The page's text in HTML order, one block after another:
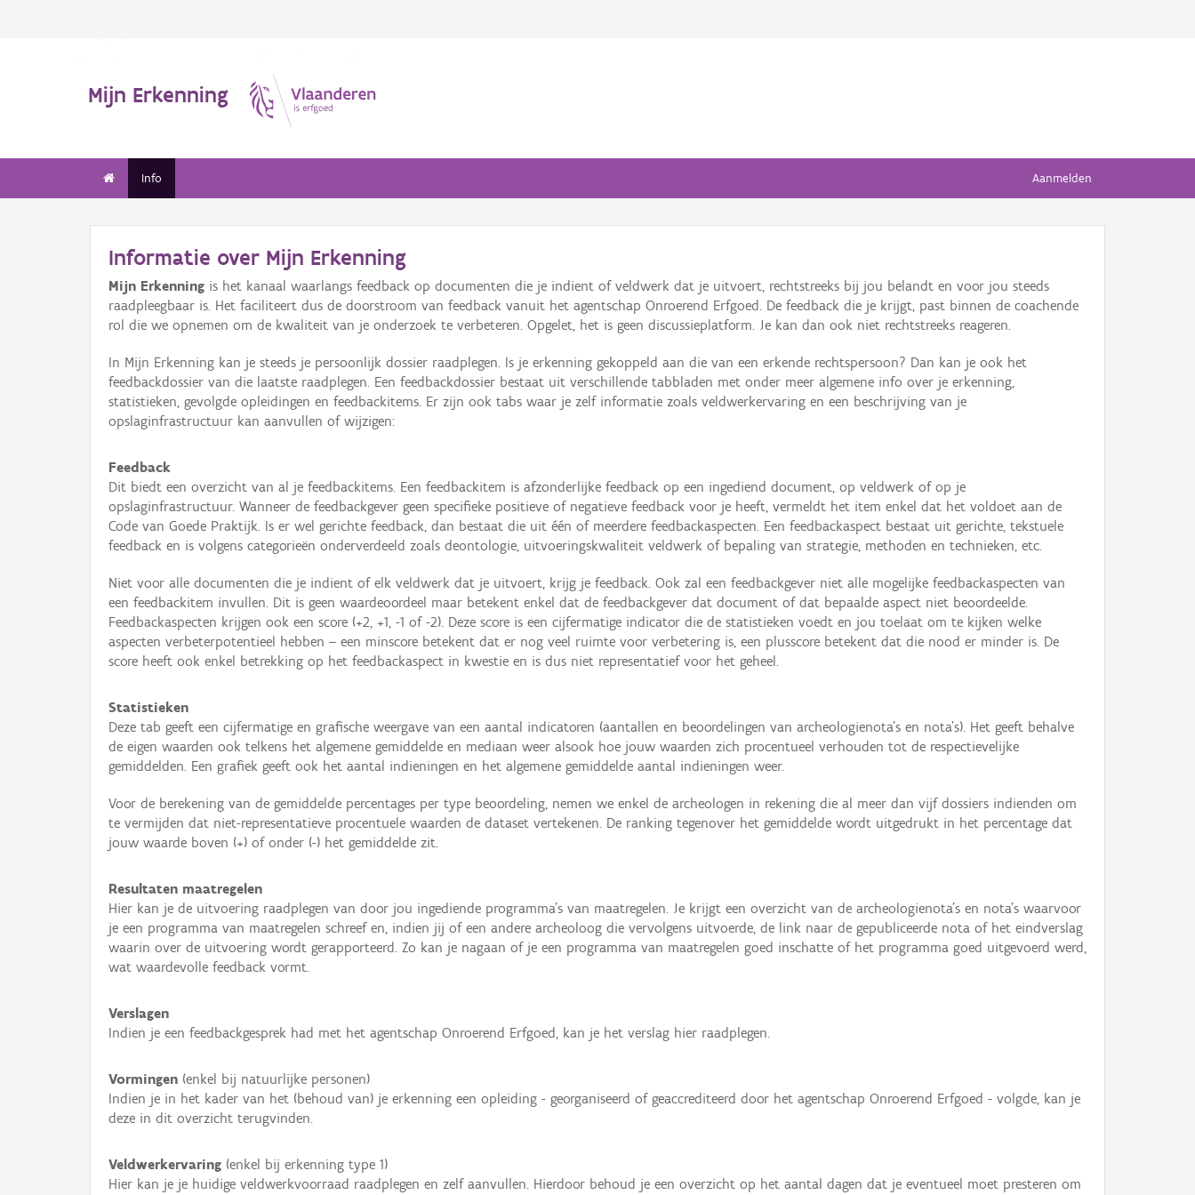
Mijn Erkenning
Info Aanmelden
Informatie over Mijn Erkenning
Mijn Erkenning is het kanaal waarlangs feedback op documenten die je indient of veldwerk dat je uitvoert, rechtstreeks bij jou belandt en voor jou steeds
raadpleegbaar is. Het faciliteert dus de doorstroom van feedback vanuit het agentschap Onroerend Erfgoed. De feedback die je krijgt, past binnen de coachende
rol die we opnemen om de kwaliteit van je onderzoek te verbeteren. Opgelet, het is geen discussieplatform. Je kan dan ook niet rechtstreeks reageren.
In Mijn Erkenning kan je steeds je persoonlijk dossier raadplegen. Is je erkenning gekoppeld aan die van een erkende rechtspersoon? Dan kan je ook het
feedbackdossier van die laatste raadplegen. Een feedbackdossier bestaat uit verschillende tabbladen met onder meer algemene info over je erkenning,
statistieken, gevolgde opleidingen en feedbackitems. Er zijn ook tabs waar je zelf informatie zoals veldwerkervaring en een beschrijving van je
opslaginfrastructuur kan aanvullen of wijzigen:
Feedback
Dit biedt een overzicht van al je feedbackitems. Een feedbackitem is afzonderlijke feedback op een ingediend document, op veldwerk of op je
opslaginfrastructuur. Wanneer de feedbackgever geen specifieke positieve of negatieve feedback voor je heeft, vermeldt het item enkel dat het voldoet aan de
Code van Goede Praktijk. Is er wel gerichte feedback, dan bestaat die uit één of meerdere feedbackaspecten. Een feedbackaspect bestaat uit gerichte, tekstuele
feedback en is volgens categorieën onderverdeeld zoals deontologie, uitvoeringskwaliteit veldwerk of bepaling van strategie, methoden en technieken, etc.
Niet voor alle documenten die je indient of elk veldwerk dat je uitvoert, krijg je feedback. Ook zal een feedbackgever niet alle mogelijke feedbackaspecten van
een feedbackitem invullen. Dit is geen waardeoordeel maar betekent enkel dat de feedbackgever dat document of dat bepaalde aspect niet beoordeelde.
Feedbackaspecten krijgen ook een score (+2, +1, -1 of -2). Deze score is een cijfermatige indicator die de statistieken voedt en jou toelaat om te kijken welke
aspecten verbeterpotentieel hebben – een minscore betekent dat er nog veel ruimte voor verbetering is, een plusscore betekent dat die nood er minder is. De
score heeft ook enkel betrekking op het feedbackaspect in kwestie en is dus niet representatief voor het geheel.
Statistieken
Deze tab geeft een cijfermatige en grafische weergave van een aantal indicatoren (aantallen en beoordelingen van archeologienota's en nota's). Het geeft behalve
de eigen waarden ook telkens het algemene gemiddelde en mediaan weer alsook hoe jouw waarden zich procentueel verhouden tot de respectievelijke
gemiddelden. Een grafiek geeft ook het aantal indieningen en het algemene gemiddelde aantal indieningen weer.
Voor de berekening van de gemiddelde percentages per type beoordeling, nemen we enkel de archeologen in rekening die al meer dan vijf dossiers indienden om
te vermijden dat niet-representatieve procentuele waarden de dataset vertekenen. De ranking tegenover het gemiddelde wordt uitgedrukt in het percentage dat
jouw waarde boven (+) of onder (-) het gemiddelde zit.
Resultaten maatregelen
Hier kan je de uitvoering raadplegen van door jou ingediende programma’s van maatregelen. Je krijgt een overzicht van de archeologienota’s en nota’s waarvoor
je een programma van maatregelen schreef en, indien jij of een andere archeoloog die vervolgens uitvoerde, de link naar de gepubliceerde nota of het eindverslag
waarin over de uitvoering wordt gerapporteerd. Zo kan je nagaan of je een programma van maatregelen goed inschatte of het programma goed uitgevoerd werd,
wat waardevolle feedback vormt.
Verslagen
Indien je een feedbackgesprek had met het agentschap Onroerend Erfgoed, kan je het verslag hier raadplegen.
Vormingen (enkel bij natuurlijke personen)
Indien je in het kader van het (behoud van) je erkenning een opleiding - georganiseerd of geaccrediteerd door het agentschap Onroerend Erfgoed - volgde, kan je
deze in dit overzicht terugvinden.
Veldwerkervaring (enkel bij erkenning type 1)
Hier kan je je huidige veldwerkvoorraad raadplegen en zelf aanvullen. Hierdoor behoud je een overzicht op het aantal dagen dat je eventueel moet presteren om